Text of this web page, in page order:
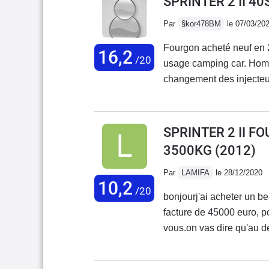
16,2 /20
Par §kor478BM le 07/03/
Fourgon acheté neuf
usage camping car.
changement des
moteur pour une fuite
rouille sous chassis, ce
par la marque ! Mon
du véhicule ! Les
peinture désastreuse,
Villebrequin cassé et
retour de mercedes...
10,2 /20
SPRINTER 2 II
3500KG (2012)
Par LAMIFA le 28/12/2020
bonjourj'ai acheter un
facture de 45000 euro,
vous.on vas dire qu'au
dise que ça peut